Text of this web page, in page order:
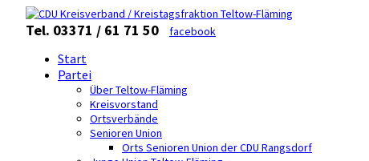
Tel. 03371 / 61 71 50 facebook
Start
Partei
Über Teltow-Fläming
Kreisvorstand
Ortsverbände
Senioren Union
Orts Senioren Union der CDU Rangsdorf